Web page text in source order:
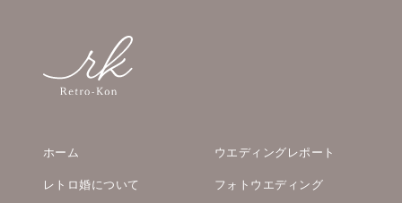
ホーム
ウエディングレポート
レトロ婚について
フォトウエディング